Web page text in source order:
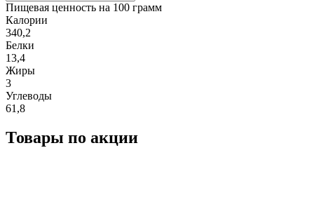
Пищевая ценность на 100 грамм
Калории
340,2
Белки
13,4
Жиры
3
Углеводы
61,8
Товары по акции